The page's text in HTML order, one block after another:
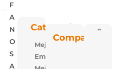
F
A
N
O
S
A
Categorías
Mejora
Empresarial
Compartir